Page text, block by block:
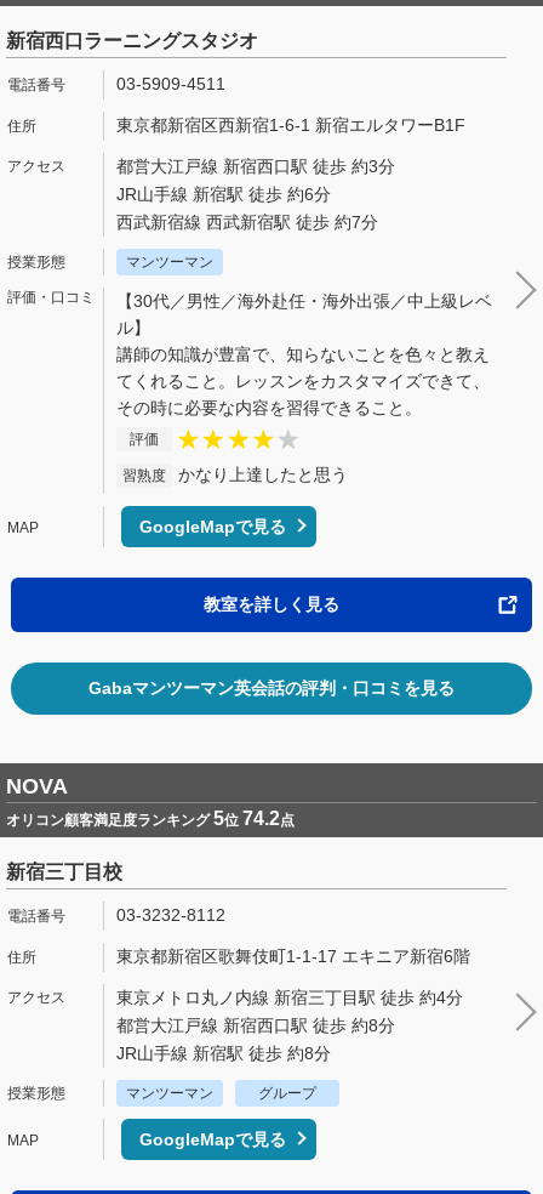
新宿西口ラーニングスタジオ
03-5909-4511
東京都新宿区西新宿1-6-1 新宿エルタワーB1F
都営大江戸線 新宿西口駅 徒歩 約3分
JR山手線 新宿駅 徒歩 約6分
西武新宿線 西武新宿駅 徒歩 約7分
マンツーマン
【30代／男性／海外赴任・海外出張／中上級レベ
ル】
講師の知識が豊富で、知らないことを色々と教え
てくれること。レッスンをカスタマイズできて、
その時に必要な内容を習得できること。
評価
習熟度 かなり上達したと思う
GoogleMapで見る
教室を詳しく見る
Gabaマンツーマン英会話の評判・口コミを見る
NOVA
オリコン顧客満足度ランキング5位 74.2点
新宿三丁目校
03-3232-8112
東京都新宿区歌舞伎町1-1-17 エキニア新宿6階
東京メトロ丸ノ内線 新宿三丁目駅 徒歩 約4分
都営大江戸線 新宿西口駅 徒歩 約8分
JR山手線 新宿駅 徒歩 約8分
マンツーマン グループ
GoogleMapで見る